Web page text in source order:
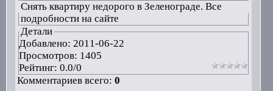
Снять квартиру недорого в Зеленограде. Все
подробности на сайте
Детали
Добавлено: 2011-06-22
Просмотров: 1405
Рейтинг: 0.0/0
Комментариев всего: 0